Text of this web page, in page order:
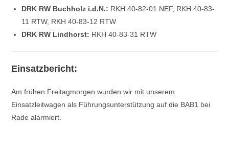
DRK RW Buchholz i.d.N.: RKH 40-82-01 NEF, RKH 40-83-
11 RTW, RKH 40-83-12 RTW
DRK RW Lindhorst: RKH 40-83-31 RTW
Einsatzbericht:
Am frühen Freitagmorgen wurden wir mit unserem
Einsatzleitwagen als Führungsunterstützung auf die BAB1 bei
Rade alarmiert.